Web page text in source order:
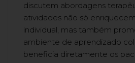
discutem abordagens
atividades não só
individual, mas também
ambiente de aprendizado
beneficia diretamente os